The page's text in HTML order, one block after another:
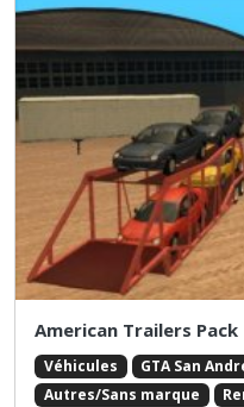
American Trailers Pack
Véhicules GTA San
Autres/Sans marque